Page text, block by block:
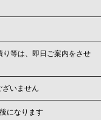
り等は、即日ご案内をさせ
いません
になります